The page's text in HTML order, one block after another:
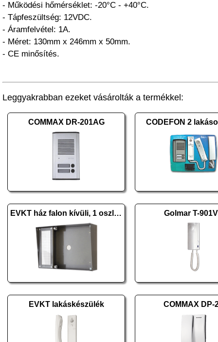
- Működési hőmérséklet: -20°C - +40°C.
- Tápfeszültség: 12VDC.
- Áramfelvétel: 1A.
- Méret: 130mm x 246mm x 50mm.
- CE minősítés.
Leggyakrabban ezeket vásárolták a termékkel:
COMMAX DR-201AG CODEFON 2
EVKT ház falon kívüli, 1 oszlopos H Golmar T-
EVKT lakáskészülék COMMAX DP-